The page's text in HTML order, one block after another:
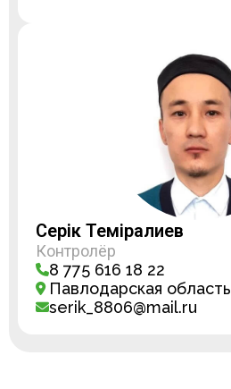
Серік Темірғалиев
Контролёр
8 775 616 18 22
Павлодарская область
serik_8806@mail.ru